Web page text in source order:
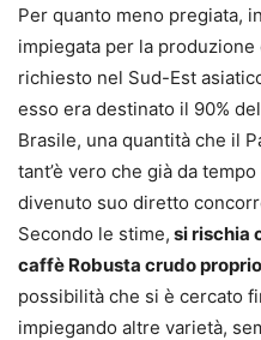
Per quanto meno pregiata,
impiegata per la produzione
richiesto nel Sud-Est
esso era destinato il 90%
Brasile, una quantità che il
tant’è vero che già da
divenuto suo diretto
Secondo le stime, si rischia
caffè Robusta crudo
possibilità che si è cercato
impiegando altre varietà,